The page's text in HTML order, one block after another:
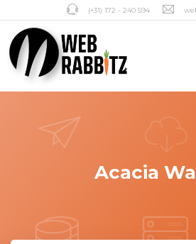
(+31) 172 - 240 594
Acacia